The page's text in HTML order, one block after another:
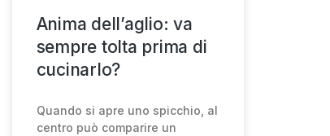
Anima dell’aglio: va
sempre tolta prima di
cucinarlo?
Quando si apre uno spicchio, al
centro può comparire un